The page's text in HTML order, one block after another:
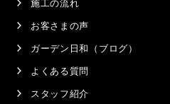
施工の流れ
お客さまの声
ガーデン日和（ブログ）
よくある質問
スタッフ紹介